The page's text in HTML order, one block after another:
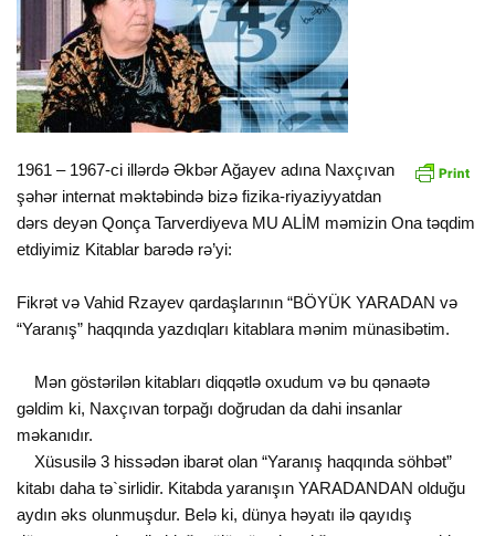
1961 – 1967-ci illərdə Əkbər Ağayev adına Naxçıvan
şəhər internat məktəbində bizə fizika-riyaziyyatdan
dərs deyən Qonça Tarverdiyeva MU ALİM məmizin Ona təqdim
etdiyimiz Kitablar barədə rə’yi:
Fikrət və Vahid Rzayev qardaşlarının “BÖYÜK YARADAN və
“Yaranış” haqqında yazdıqları kitablara mənim münasibətim.
Mən göstərilən kitabları diqqətlə oxudum və bu qənaətə
gəldim ki, Naxçıvan torpağı doğrudan da dahi insanlar
məkanıdır.
Xüsusilə 3 hissədən ibarət olan “Yaranış haqqında söhbət”
kitabı daha tə`sirlidir. Kitabda yaranışın YARADANDAN olduğu
aydın əks olunmuşdur. Belə ki, dünya həyatı ilə qayıdış